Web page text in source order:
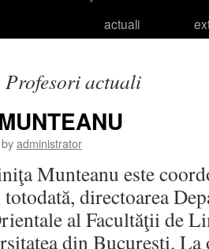
actuali
Profesori actuali
byadministrator
Munteanu este
directoarea
al Facultăţii de
din Bucureşti. La